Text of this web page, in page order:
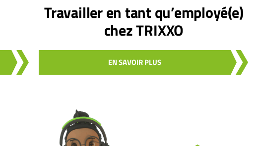
Travailler en tant qu’employé(e)
chez TRIXXO
EN SAVOIR PLUS